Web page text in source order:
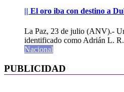
|| El oro iba con destino a
La Paz, 23 de julio (ANV).-
identificado como Adrián L.
Nacional
PUBLICIDAD